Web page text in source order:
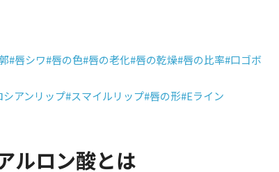
#唇シワ#唇の色#唇の老化#唇の乾燥#唇の比率#口ゴボ
シアンリップ#スマイルリップ#唇の形#Eライン
ルロン酸とは